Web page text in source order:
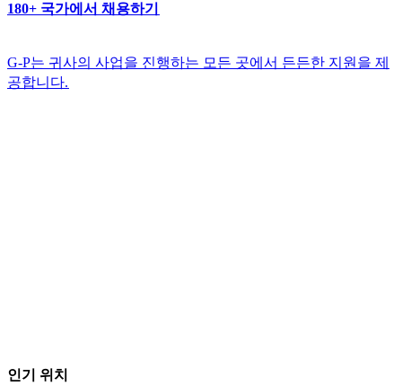
180+ 국가에서 채용하기​​
G-P는 귀사의 사업을 진행하는 모든 곳에서 든든한 지원을 제
공합니다.​​
인기 위치​​